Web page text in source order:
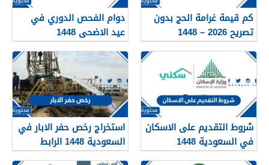
كم قيمة غرامة الحج بدون
تصريح 2026 – 1448
دوام الفحص الدوري في
عيد الاضحى 1448
شروط التقديم على الاسكان
في السعودية 1448
استخراج رخص حفر الابار في
السعودية 1448 الرابط
والشروط بالتفصيل